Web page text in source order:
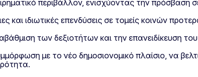
περιβάλλον, ενισχύοντας την πρόσβαση
και ιδιωτικές επενδύσεις σε τομείς κοινών
των δεξιοτήτων και την επανειδίκευση
με το νέο δημοσιονομικό πλαίσιο, να